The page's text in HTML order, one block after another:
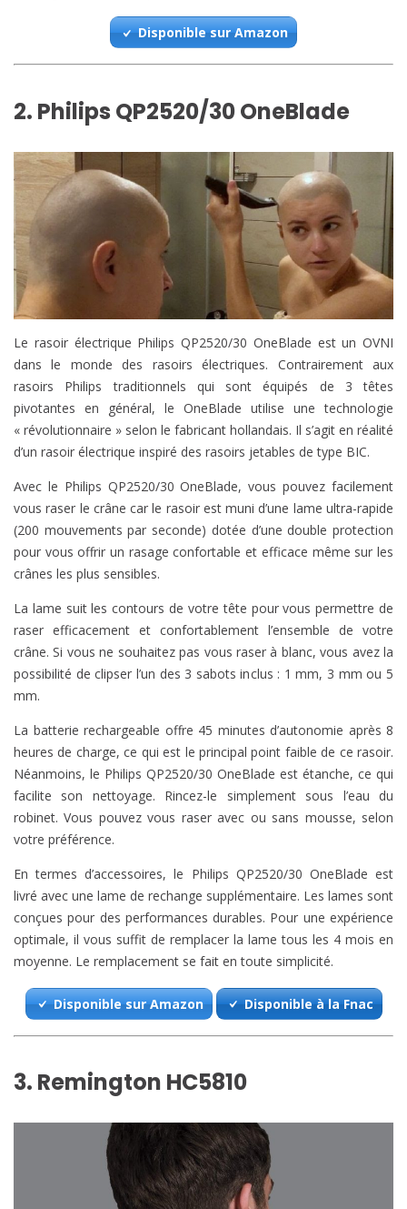
Disponible sur Amazon
2. Philips QP2520/30 OneBlade
Le rasoir électrique Philips QP2520/30 OneBlade est un OVNI
dans le monde des rasoirs électriques. Contrairement aux
rasoirs Philips traditionnels qui sont équipés de 3 têtes
pivotantes en général, le OneBlade utilise une technologie
« révolutionnaire » selon le fabricant hollandais. Il s’agit en réalité
d’un rasoir électrique inspiré des rasoirs jetables de type BIC.
Avec le Philips QP2520/30 OneBlade, vous pouvez facilement
vous raser le crâne car le rasoir est muni d’une lame ultra-rapide
(200 mouvements par seconde) dotée d’une double protection
pour vous offrir un rasage confortable et efficace même sur les
crânes les plus sensibles.
La lame suit les contours de votre tête pour vous permettre de
raser efficacement et confortablement l’ensemble de votre
crâne. Si vous ne souhaitez pas vous raser à blanc, vous avez la
possibilité de clipser l’un des 3 sabots inclus : 1 mm, 3 mm ou 5
mm.
La batterie rechargeable offre 45 minutes d’autonomie après 8
heures de charge, ce qui est le principal point faible de ce rasoir.
Néanmoins, le Philips QP2520/30 OneBlade est étanche, ce qui
facilite son nettoyage. Rincez-le simplement sous l’eau du
robinet. Vous pouvez vous raser avec ou sans mousse, selon
votre préférence.
En termes d’accessoires, le Philips QP2520/30 OneBlade est
livré avec une lame de rechange supplémentaire. Les lames sont
conçues pour des performances durables. Pour une expérience
optimale, il vous suffit de remplacer la lame tous les 4 mois en
moyenne. Le remplacement se fait en toute simplicité.
Disponible sur Amazon Disponible à la Fnac
3. Remington HC5810